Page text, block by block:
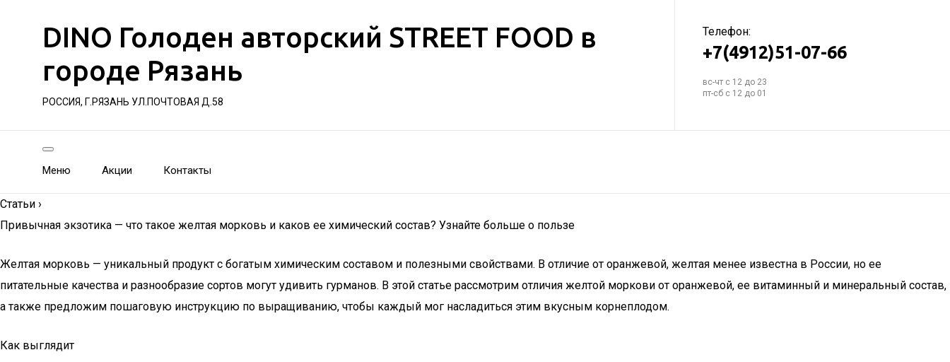
DINO Голоден авторский STREET FOOD в
городе Рязань
РОССИЯ, Г.РЯЗАНЬ УЛ.ПОЧТОВАЯ Д.58
Телефон:
+7(4912)51-07-66
вс-чт с 12 до 23
пт-сб с 12 до 01
Меню Акции Контакты
Статьи ›
Привычная экзотика — что такое желтая морковь и каков ее химический состав? Узнайте больше о пользе
Желтая морковь — уникальный продукт с богатым химическим составом и полезными свойствами. В отличие от оранжевой, желтая менее известна в России, но ее
питательные качества и разнообразие сортов могут удивить гурманов. В этой статье рассмотрим отличия желтой моркови от оранжевой, ее витаминный и минеральный состав,
а также предложим пошаговую инструкцию по выращиванию, чтобы каждый мог насладиться этим вкусным корнеплодом.
Как выглядит